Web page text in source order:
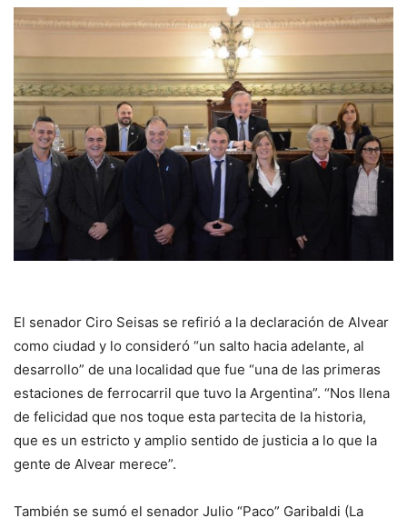
El senador Ciro Seisas se refirió a la declaración de Alvear
como ciudad y lo consideró “un salto hacia adelante, al
desarrollo” de una localidad que fue “una de las primeras
estaciones de ferrocarril que tuvo la Argentina”. “Nos llena
de felicidad que nos toque esta partecita de la historia,
que es un estricto y amplio sentido de justicia a lo que la
gente de Alvear merece”.
También se sumó el senador Julio “Paco” Garibaldi (La